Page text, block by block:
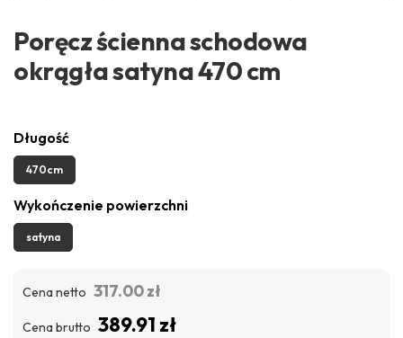
Poręcz ścienna schodowa
okrągła satyna 470 cm
Długość
470cm
Wykończenie powierzchni
satyna
Cena netto 317.00 zł
Cena brutto 389.91 zł